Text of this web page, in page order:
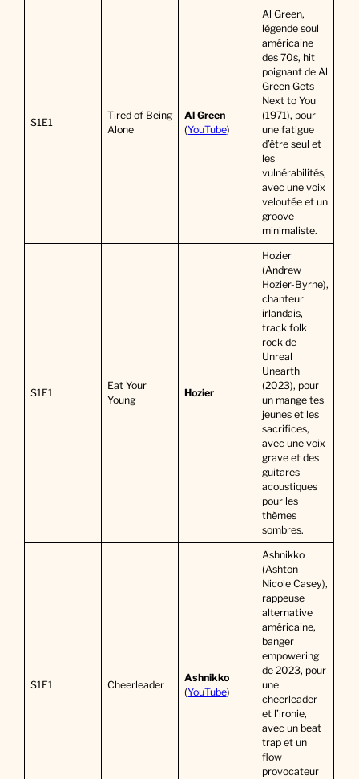
S1E1
Tired of Being
Alone
Al Green
(YouTube)
Al Green,
légende soul
américaine
des 70s, hit
poignant de Al
Green Gets
Next to You
(1971), pour
une fatigue
d’être seul et
les
vulnérabilités,
avec une voix
veloutée et un
groove
minimaliste.
S1E1
Eat Your
Young
Hozier
Hozier
(Andrew
Hozier-Byrne),
chanteur
irlandais,
track folk
rock de
Unreal
Unearth
(2023), pour
un mange tes
jeunes et les
sacrifices,
avec une voix
grave et des
guitares
acoustiques
pour les
thèmes
sombres.
S1E1 Cheerleader
Ashnikko
(YouTube)
Ashnikko
(Ashton
Nicole Casey),
rappeuse
alternative
américaine,
banger
empowering
de 2023, pour
une
cheerleader
et l’ironie,
avec un beat
trap et un
flow
provocateur